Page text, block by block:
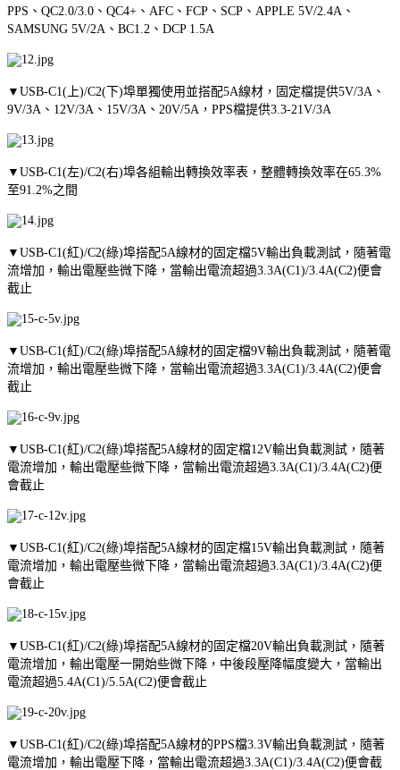
PPS、QC2.0/3.0、QC4+、AFC、FCP、SCP、APPLE 5V/2.4A、
SAMSUNG 5V/2A、BC1.2、DCP 1.5A
▼USB-C1(上)/C2(下)埠單獨使用並搭配5A線材，固定檔提供5V/3A、
9V/3A、12V/3A、15V/3A、20V/5A，PPS檔提供3.3-21V/3A
▼USB-C1(左)/C2(右)埠各組輸出轉換效率表，整體轉換效率在65.3%
至91.2%之間
▼USB-C1(紅)/C2(綠)埠搭配5A線材的固定檔5V輸出負載測試，隨著電
流增加，輸出電壓些微下降，當輸出電流超過3.3A(C1)/3.4A(C2)便會
截止
▼USB-C1(紅)/C2(綠)埠搭配5A線材的固定檔9V輸出負載測試，隨著電
流增加，輸出電壓些微下降，當輸出電流超過3.3A(C1)/3.4A(C2)便會
截止
▼USB-C1(紅)/C2(綠)埠搭配5A線材的固定檔12V輸出負載測試，隨著
電流增加，輸出電壓些微下降，當輸出電流超過3.3A(C1)/3.4A(C2)便
會截止
▼USB-C1(紅)/C2(綠)埠搭配5A線材的固定檔15V輸出負載測試，隨著
電流增加，輸出電壓些微下降，當輸出電流超過3.3A(C1)/3.4A(C2)便
會截止
▼USB-C1(紅)/C2(綠)埠搭配5A線材的固定檔20V輸出負載測試，隨著
電流增加，輸出電壓一開始些微下降，中後段壓降幅度變大，當輸出
電流超過5.4A(C1)/5.5A(C2)便會截止
▼USB-C1(紅)/C2(綠)埠搭配5A線材的PPS檔3.3V輸出負載測試，隨著
電流增加，輸出電壓下降，當輸出電流超過3.3A(C1)/3.4A(C2)便會截